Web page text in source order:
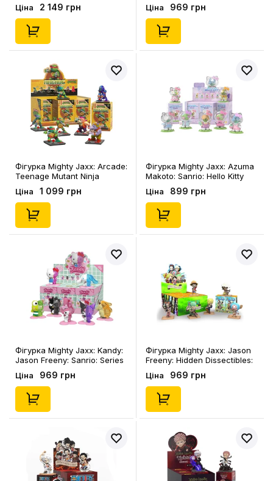
Series: Monkey D. Luffy,
(278907)
Ціна 2 149 грн
(289385)
Ціна 969 грн
Фігурка Mighty Jaxx: Arcade:
Teenage Mutant Ninja
Turtles (Blind Box: 1 з 7),
(289361)
Ціна 1 099 грн
Фігурка Mighty Jaxx: Azuma
Makoto: Sanrio: Hello Kitty
Series (Blind Box: 1 з 7),
(289354)
Ціна 899 грн
Фігурка Mighty Jaxx: Kandy:
Jason Freeny: Sanrio: Series
1 (Blind Box: 1 з 7), (937366)
Ціна 969 грн
Фігурка Mighty Jaxx: Jason
Freeny: Hidden Dissectibles:
One Piece: Series 1 (Blind
Box: 1 з 9), (89446)
Ціна 969 грн